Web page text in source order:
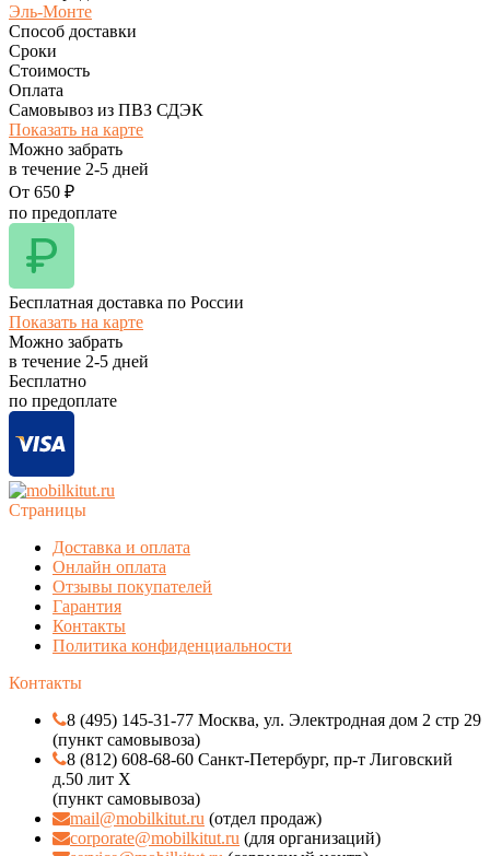
Эль-Монте
Способ доставки
Сроки
Стоимость
Оплата
Самовывоз из ПВЗ СДЭК
Показать на карте
Можно забрать
в течение 2-5 дней
От 650 ₽
по предоплате
Бесплатная доставка по России
Показать на карте
Можно забрать
в течение 2-5 дней
Бесплатно
по предоплате
Страницы
Доставка и оплата
Онлайн оплата
Отзывы покупателей
Гарантия
Контакты
Политика конфиденциальности
Контакты
8 (495) 145-31-77 Москва, ул. Электродная дом 2 стр 29
(пункт самовывоза)
8 (812) 608-68-60 Санкт-Петербург, пр-т Лиговский
д.50 лит Х
(пункт самовывоза)
mail@mobilkitut.ru (отдел продаж)
corporate@mobilkitut.ru (для организаций)